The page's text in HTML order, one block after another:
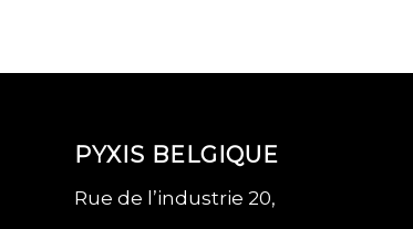
PYXIS BELGIQUE
Rue de l’industrie 20,